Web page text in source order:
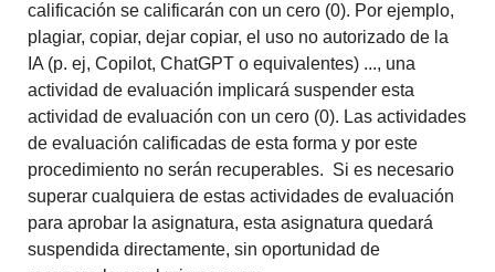
calificación se calificarán con un cero (0). Por ejemplo,
plagiar, copiar, dejar copiar, el uso no autorizado de la
IA (p. ej, Copilot, ChatGPT o equivalentes) ..., una
actividad de evaluación implicará suspender esta
actividad de evaluación con un cero (0). Las actividades
de evaluación calificadas de esta forma y por este
procedimiento no serán recuperables. Si es necesario
superar cualquiera de estas actividades de evaluación
para aprobar la asignatura, esta asignatura quedará
suspendida directamente, sin oportunidad de